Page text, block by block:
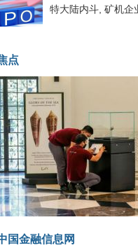
特大陆内斗, 矿机企
点
律宾：防疫降级
国金融信息网